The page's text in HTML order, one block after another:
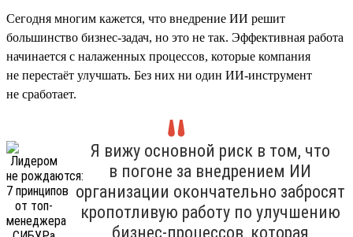
Сегодня многим кажется, что внедрение ИИ решит
большинство бизнес-задач, но это не так. Эффективная работа
начинается с налаженных процессов, которые компания
не перестаёт улучшать. Без них ни один ИИ-инструмент
не сработает.
Я вижу основной риск в том, что
в погоне за внедрением ИИ
организации окончательно забросят
кропотливую работу по улучшению
бизнес-процессов, которая